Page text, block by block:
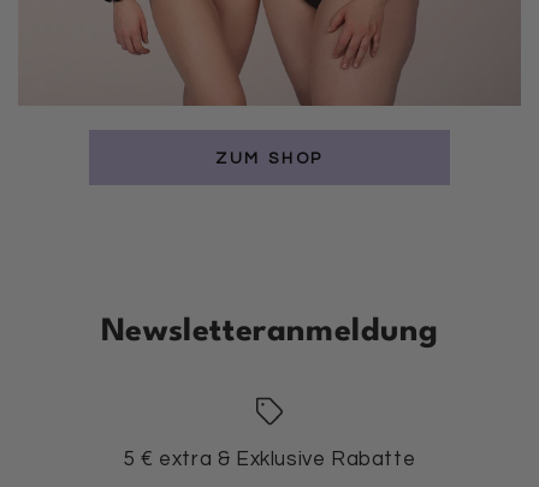
ZUM SHOP
Newsletteranmeldung
5 € extra & Exklusive Rabatte